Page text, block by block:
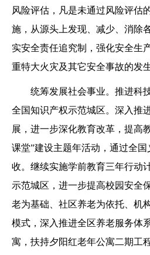
风险评估，凡是未通过风险评估
施，从源头上发现、减少、消除
实安全责任追究制，强化安全生
重特大火灾及其它安全事故的发生
统筹发展社会事业。推进科
全国知识产权示范城区。深入推
展，进一步深化教育改革，提高
课堂”建设主题年活动，通过全
收。继续实施学前教育三年行动
示范城区，进一步提高校园安全
老为基础、社区养老为依托、机
模式，深入推进全区养老服务体
寓，扶持夕阳红老年公寓二期工